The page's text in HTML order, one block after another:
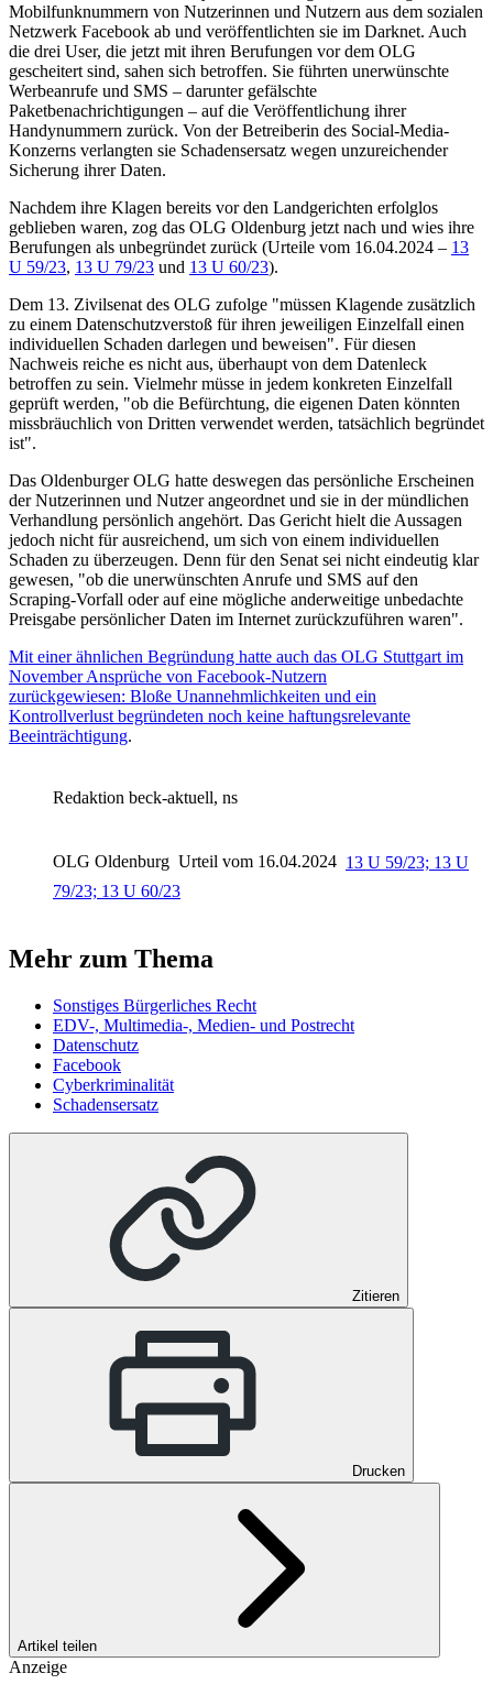
Mobilfunknummern von Nutzerinnen und Nutzern aus dem sozialen
Netzwerk Facebook ab und veröffentlichten sie im Darknet. Auch
die drei User, die jetzt mit ihren Berufungen vor dem OLG
gescheitert sind, sahen sich betroffen. Sie führten unerwünschte
Werbeanrufe und SMS – darunter gefälschte
Paketbenachrichtigungen – auf die Veröffentlichung ihrer
Handynummern zurück. Von der Betreiberin des Social-Media-
Konzerns verlangten sie Schadensersatz wegen unzureichender
Sicherung ihrer Daten.
Nachdem ihre Klagen bereits vor den Landgerichten erfolglos
geblieben waren, zog das OLG Oldenburg jetzt nach und wies ihre
Berufungen als unbegründet zurück (Urteile vom 16.04.2024 – 13
U 59/23, 13 U 79/23 und 13 U 60/23).
Dem 13. Zivilsenat des OLG zufolge "müssen Klagende zusätzlich
zu einem Datenschutzverstoß für ihren jeweiligen Einzelfall einen
individuellen Schaden darlegen und beweisen". Für diesen
Nachweis reiche es nicht aus, überhaupt von dem Datenleck
betroffen zu sein. Vielmehr müsse in jedem konkreten Einzelfall
geprüft werden, "ob die Befürchtung, die eigenen Daten könnten
missbräuchlich von Dritten verwendet werden, tatsächlich begründet
ist".
Das Oldenburger OLG hatte deswegen das persönliche Erscheinen
der Nutzerinnen und Nutzer angeordnet und sie in der mündlichen
Verhandlung persönlich angehört. Das Gericht hielt die Aussagen
jedoch nicht für ausreichend, um sich von einem individuellen
Schaden zu überzeugen. Denn für den Senat sei nicht eindeutig klar
gewesen, "ob die unerwünschten Anrufe und SMS auf den
Scraping-Vorfall oder auf eine mögliche anderweitige unbedachte
Preisgabe persönlicher Daten im Internet zurückzuführen waren".
Mit einer ähnlichen Begründung hatte auch das OLG Stuttgart im
November Ansprüche von Facebook-Nutzern
zurückgewiesen: Bloße Unannehmlichkeiten und ein
Kontrollverlust begründeten noch keine haftungsrelevante
Beeinträchtigung.
Redaktion beck-aktuell, ns
OLG Oldenburg Urteil vom 16.04.2024 13 U 59/23; 13 U
79/23; 13 U 60/23
Mehr zum Thema
Sonstiges Bürgerliches Recht
EDV-, Multimedia-, Medien- und Postrecht
Datenschutz
Facebook
Cyberkriminalität
Schadensersatz
Zitieren
Drucken
Artikel teilen
Anzeige